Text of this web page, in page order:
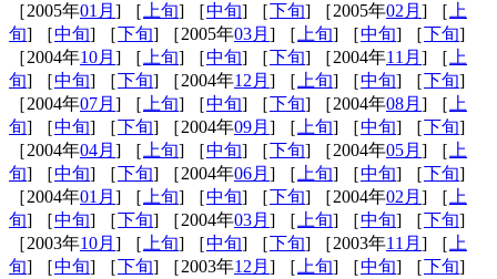
［2005年01月 ] ［上旬] ［中旬] ［ 下旬] ［2005年02月 ] ［上
旬] ［中旬] ［ 下旬] ［2005年03月 ] ［上旬] ［中旬] ［ 下旬]
［2004年10月 ] ［上旬] ［中旬] ［ 下旬] ［2004年11月 ] ［上
旬] ［中旬] ［ 下旬] ［2004年12月 ] ［上旬] ［中旬] ［ 下旬]
［2004年07月 ] ［上旬] ［中旬] ［ 下旬] ［2004年08月 ] ［上
旬] ［中旬] ［ 下旬] ［2004年09月 ] ［上旬] ［中旬] ［ 下旬]
［2004年04月 ] ［上旬] ［中旬] ［ 下旬] ［2004年05月 ] ［上
旬] ［中旬] ［ 下旬] ［2004年06月 ] ［上旬] ［中旬] ［ 下旬]
［2004年01月 ] ［上旬] ［中旬] ［ 下旬] ［2004年02月 ] ［上
旬] ［中旬] ［ 下旬] ［2004年03月 ] ［上旬] ［中旬] ［ 下旬]
［2003年10月 ] ［上旬] ［中旬] ［ 下旬] ［2003年11月 ] ［上
旬] ［中旬] ［ 下旬] ［2003年12月 ] ［上旬] ［中旬] ［ 下旬]